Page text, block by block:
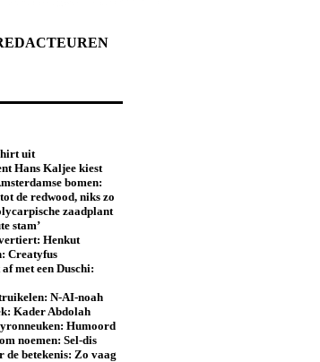
uit
Hans Kaljee kiest
bomen:
de redwood, niks zo
zaadplant
stam’
Henkut
Creatyfus
met een Duschi:
N-AI-noah
Kader Abdolah
Humoord
noemen: Sel-dis
de betekenis: Zo vaag